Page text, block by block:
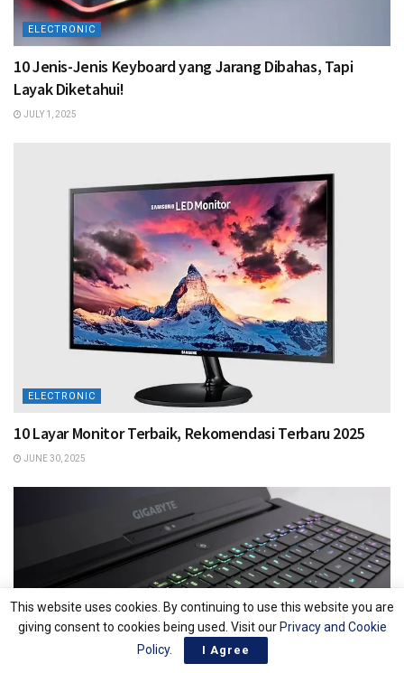
ELECTRONIC
10 Jenis-Jenis Keyboard yang Jarang Dibahas, Tapi
Layak Diketahui!
JULY 1, 2025
ELECTRONIC
10 Layar Monitor Terbaik, Rekomendasi Terbaru 2025
JUNE 30, 2025
This website uses cookies. By continuing to use this website you are
giving consent to cookies being used. Visit our Privacy and Cookie
Policy. I Agree